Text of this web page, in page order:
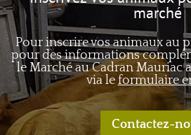
marché
Pour inscrire vos animaux au
pour des informations
le Marché au Cadran Mauriac
via le formulaire
Contactez-